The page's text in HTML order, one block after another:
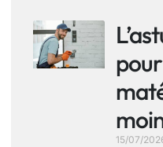
15/07/